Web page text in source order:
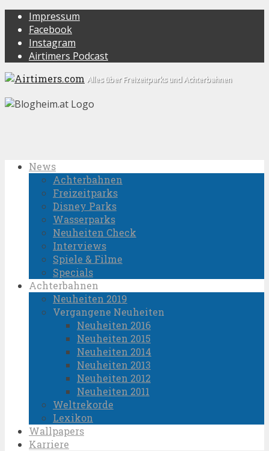
Impressum
Facebook
Instagram
Airtimers Podcast
Alles über Freizeitparks und Achterbahnen
News
Achterbahnen
Freizeitparks
Disney Parks
Wasserparks
Neuheiten Check
Interviews
Spiele & Filme
Specials
Achterbahnen
Neuheiten 2019
Vergangene Neuheiten
Neuheiten 2016
Neuheiten 2015
Neuheiten 2014
Neuheiten 2013
Neuheiten 2012
Neuheiten 2011
Weltrekorde
Lexikon
Wallpapers
Karriere